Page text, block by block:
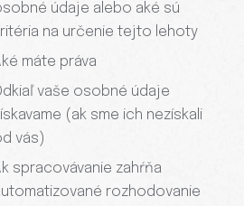
údaje alebo aké sú
na určenie tejto lehoty
máte práva
vaše osobné údaje
(ak sme ich nezískali
vás)
spracovávanie zahŕňa
rozhodovanie